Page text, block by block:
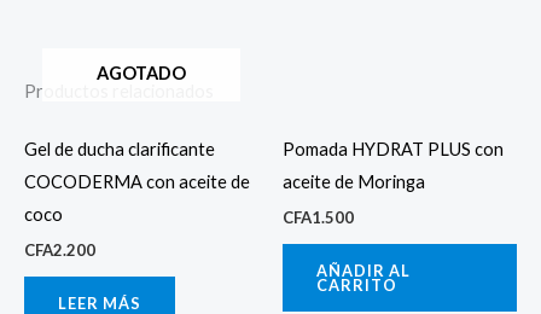
Productos relacionados
AGOTADO
Gel de ducha clarificante
COCODERMA con aceite de
coco
CFA2.200
LEER MÁS
Pomada HYDRAT PLUS con
aceite de Moringa
CFA1.500
AÑADIR AL
CARRITO